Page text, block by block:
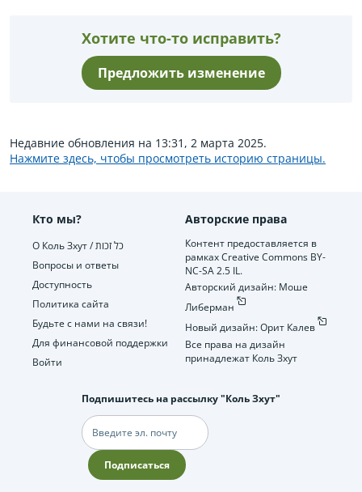
Хотите что-то исправить?
Предложить изменение
Недавние обновления на 13:31, 2 марта 2025.
Нажмите здесь, чтобы просмотреть историю страницы.
Кто мы?
О Коль Зхут / כל זכות
Вопросы и ответы
Доступность
Политика сайта
Будьте с нами на связи!
Для финансовой поддержки
Войти
Авторские права
Контент предоставляется в
рамках Creative Commons BY-
NC-SA 2.5 IL.
Авторский дизайн: Моше
Либерман
Новый дизайн: Орит Калев
Все права на дизайн
принадлежат Коль Зхут
Подпишитесь на рассылку "Коль Зхут"
Электронная
почта
Подписаться